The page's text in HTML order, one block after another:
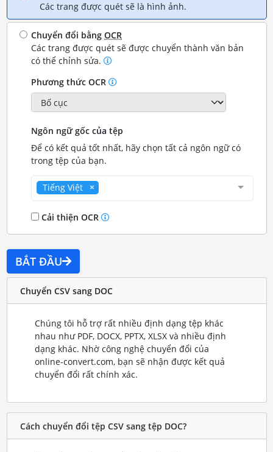
Các trang được quét sẽ là hình ảnh.
Chuyển đổi bằngOCR
Các trang được quét sẽ được chuyển thành văn bản
có thể chỉnh sửa.
Phương thức OCR
Ngôn ngữ gốc của tệp
Để có kết quả tốt nhất, hãy chọn tất cả ngôn ngữ có
trong tệp của bạn.
Tiếng Việt
Cải thiện OCR
BẮT ĐẦU
Chuyển CSV sang DOC
Chúng tôi hỗ trợ rất nhiều định dạng tệp khác
nhau như PDF, DOCX, PPTX, XLSX và nhiều định
dạng khác. Nhờ công nghệ chuyển đổi của
online-convert.com, bạn sẽ nhận được kết quả
chuyển đổi rất chính xác.
Cách chuyển đổi tệp CSV sang tệp DOC?